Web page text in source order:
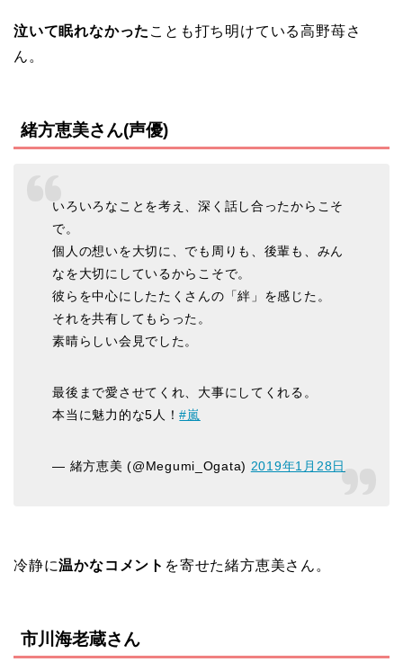
泣いて眠れなかった ことも打ち明けている高野苺さ
ん。
緒方恵美さん(声優)
いろいろなことを考え、深く話し合ったからこそ
で。
個人の想いを大切に、でも周りも、後輩も、みん
なを大切にしているからこそで。
彼らを中心にしたたくさんの「絆」を感じた。
それを共有してもらった。
素晴らしい会見でした。
最後まで愛させてくれ、大事にしてくれる。
本当に魅力的な5人！#嵐
— 緒方恵美 (@Megumi_Ogata) 2019年1月28日
冷静に温かなコメント を寄せた緒方恵美さん。
市川海老蔵さん